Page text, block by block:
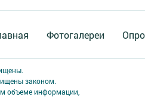
Фотогалереи
законом.
объеме информации,